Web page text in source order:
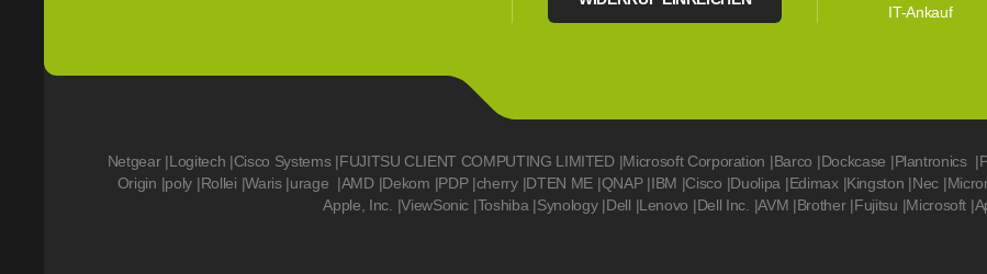
IT-Ankauf
Netgear |Logitech |Cisco Systems |FUJITSU CLIENT COMPUTING LIMITED |Microsoft Corporation |Barco |Dockcase |Plantronics |
Origin |poly |Rollei |Waris |urage |AMD |Dekom |PDP |cherry |DTEN ME |QNAP |IBM |Cisco |Duolipa |Edimax |Kingston |Nec |
Apple, Inc. |ViewSonic |Toshiba |Synology |Dell |Lenovo |Dell Inc. |AVM |Brother |Fujitsu |Microsoft |